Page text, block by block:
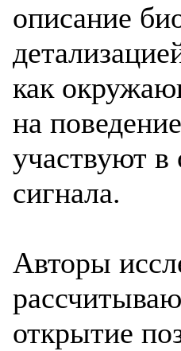
описание
как
на
участвуют в
сигнала.
Авторы
открытие